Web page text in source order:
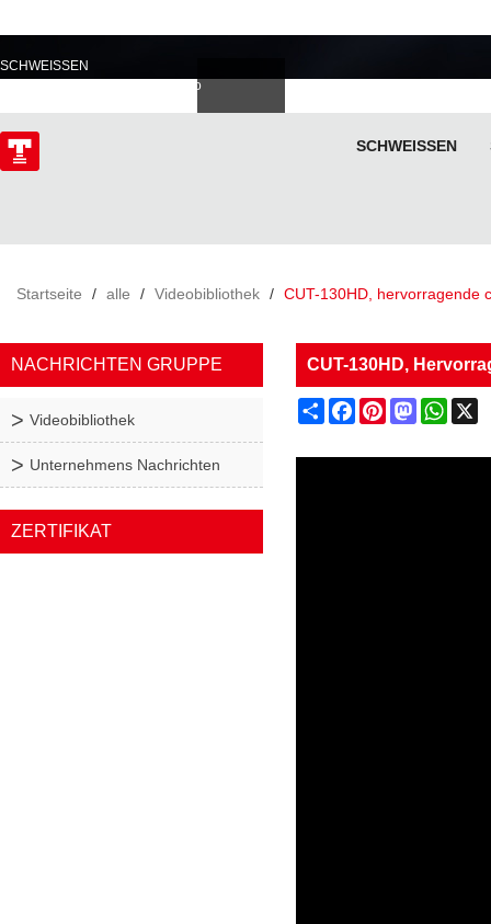
SCHWEISSEN
Italiano
SCHWEISSEN
Startseite / alle / Videobibliothek / CUT-130HD, hervorragende
NACHRICHTEN GRUPPE
Videobibliothek
Unternehmens Nachrichten
ZERTIFIKAT
CUT-130HD,
ShareFacebookPinterestMastodon